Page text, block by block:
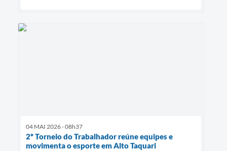
04 MAI 2026 - 08h37
2º Torneio do Trabalhador reúne equipes e
movimenta o esporte em Alto Taquari